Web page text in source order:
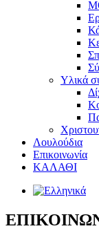
Υλικά
Λουλούδια
Επικοινωνία
ΚΑΛΑΘΙ